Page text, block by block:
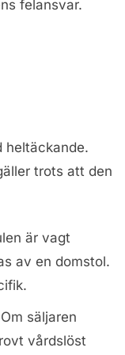
felansvar.
heltäckande.
trots att den
är vagt
av en domstol.
Om säljaren
vårdslöst